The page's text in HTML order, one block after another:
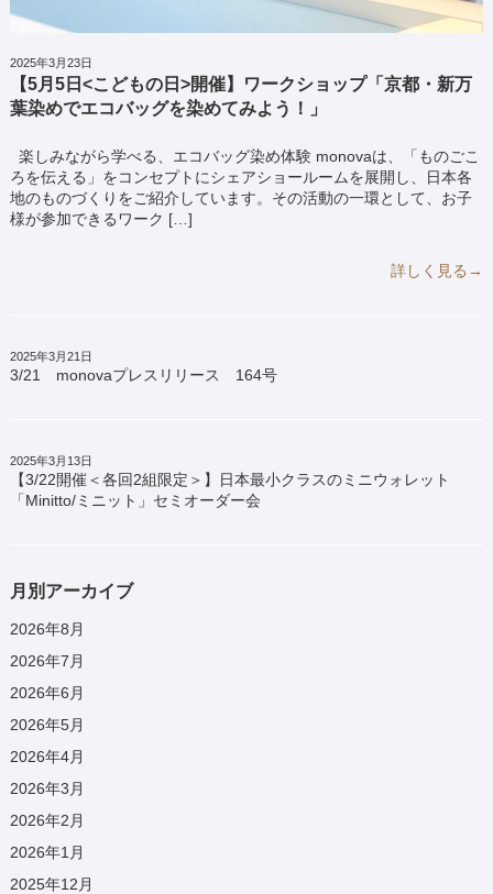
2025年3月23日
【5月5日<こどもの日>開催】ワークショップ「京都・新万
葉染めでエコバッグを染めてみよう！」
楽しみながら学べる、エコバッグ染め体験 monovaは、「ものごこ
ろを伝える」をコンセプトにシェアショールームを展開し、日本各
地のものづくりをご紹介しています。その活動の一環として、お子
様が参加できるワーク […]
詳しく見る→
2025年3月21日
3/21 monovaプレスリリース 164号
2025年3月13日
【3/22開催＜各回2組限定＞】日本最小クラスのミニウォレット
「Minitto/ミニット」セミオーダー会
月別アーカイブ
2026年8月
2026年7月
2026年6月
2026年5月
2026年4月
2026年3月
2026年2月
2026年1月
2025年12月